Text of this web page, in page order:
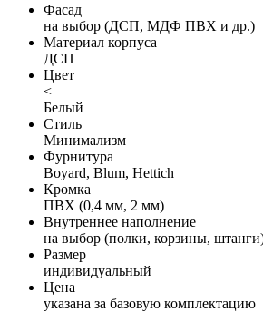
Фасад
на выбор (ДСП, МДФ ПВХ и др.)
Материал корпуса
ДСП
Цвет
<
Белый
Стиль
Минимализм
Фурнитура
Boyard, Blum, Hettich
Кромка
ПВХ (0,4 мм, 2 мм)
Внутреннее наполнение
на выбор (полки, корзины,
Размер
индивидуальный
Цена
указана за базовую комплектацию